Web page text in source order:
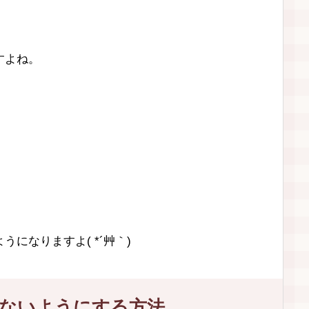
ね。
になりますよ( *´艸｀)